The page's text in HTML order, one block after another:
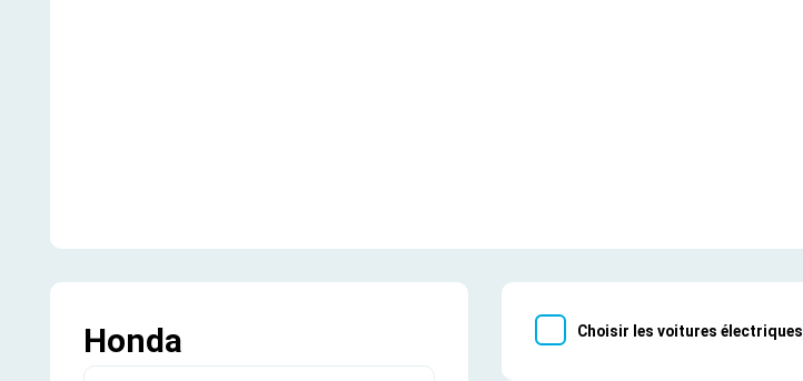
Honda Choisir les voitures électriques